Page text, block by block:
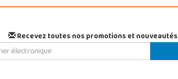
Recevez toutes nos promotions et nouveautés